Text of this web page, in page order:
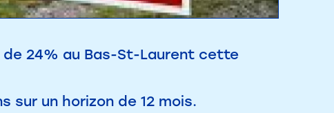
24% au Bas-St-Laurent cette
sur un horizon de 12 mois.